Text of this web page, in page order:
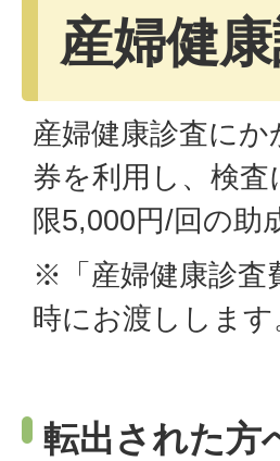
産婦健
産婦健康診査に
券を利用し、検
限5,000円/回の助
※「産婦健康診査
時にお渡しします
転出された方